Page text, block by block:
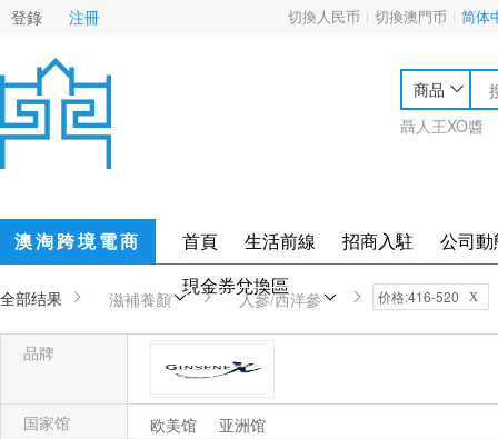
登錄 注冊 切換人民币 切換澳門币 简体
商品
聶人王XO醬
澳淘跨境電商 首頁 生活前線 招商入駐
公司動
現金券兌換區
全部结果 滋補養顏 人參/西洋參 价格:416-520 x
品牌
Ginsenex
国家馆 欧美馆
亚洲馆